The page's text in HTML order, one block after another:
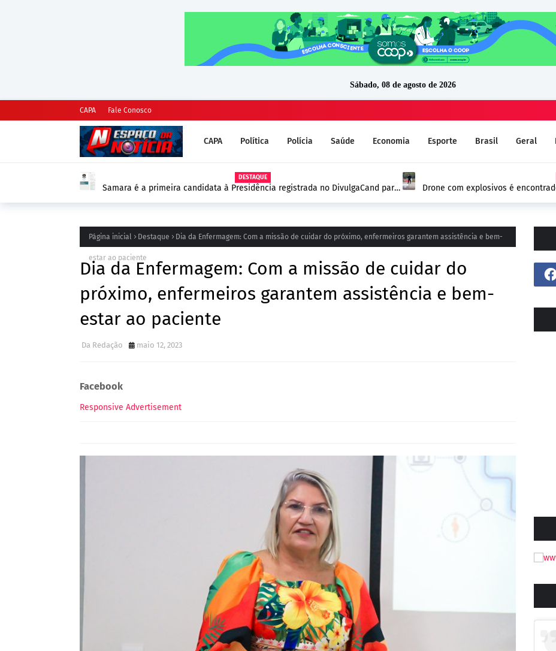
Sábado, 08 de agosto de 2026
CAPA Fale Conosco
CAPA Política Polícia Saúde Economia Esporte Brasil Geral
DESTAQUE
Samara é a primeira candidata à Presidência registrada no DivulgaCand para
Drone com explosivos é
Página inicial Destaque Dia da Enfermagem: Com a missão de cuidar do próximo, enfermeiros garantem assistência e bem-
estar ao paciente
Dia da Enfermagem: Com a missão de cuidar do
próximo, enfermeiros garantem assistência e bem-
estar ao paciente
Da Redação maio 12, 2023
Facebook
Responsive Advertisement